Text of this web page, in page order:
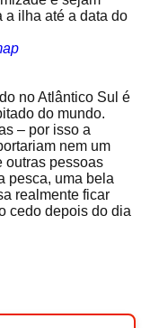
a ilha até a data do
no Atlântico Sul é
do mundo.
– por isso a
nem um
outras pessoas
pesca, uma bela
realmente ficar
cedo depois do dia